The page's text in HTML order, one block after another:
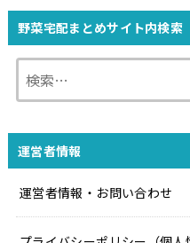
野菜宅配まとめサイト内検索
運営者情報
運営者情報・お問い合わせ